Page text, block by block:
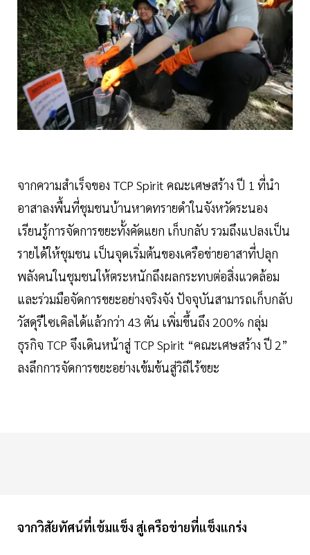
จากความสำเร็จของ TCP Spirit คณะเศษสร้าง ปี 1 ที่นำ
อาสาลงพื้นที่ชุมชนบ้านหาดทรายดำในจังหวัดระนอง
เรียนรู้การจัดการขยะทั้งคัดแยก เก็บกลับ รวมถึงแปลงเป็น
รายได้ให้ชุมชน เป็นจุดเริ่มต้นของเครือข่ายอาสาที่ปลุก
พลังคนในชุมชนให้ตระหนักถึงผลกระทบต่อสิ่งแวดล้อม
และร่วมมือจัดการขยะอย่างจริงจัง ปัจจุบันสามารถเก็บกลับ
วัสดุรีไซเคิลได้แล้วกว่า 43 ตัน เพิ่มขึ้นถึง 200% กลุ่ม
ธุรกิจ TCP จึงเดินหน้าสู่ TCP Spirit “คณะเศษสร้าง ปี 2”
ลงลึกการจัดการขยะอย่างเข้มข้นสู่วิถีไร้ขยะ
จากวิสัยทัศน์ที่เข้มแข็ง สู่เครือข่ายที่แข็งแกร่ง